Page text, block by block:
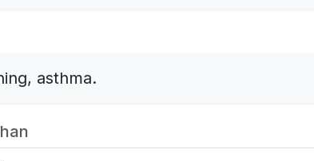
asthma.